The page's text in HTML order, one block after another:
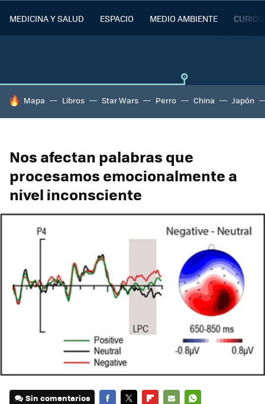
MEDICINA Y SALUD ESPACIO MEDIO AMBIENTE
HOY SE HABLA DE
Mapa Libros Star Wars Perro China Japón
Nos afectan palabras que
procesamos emocionalmente a
nivel inconsciente
Sin comentarios